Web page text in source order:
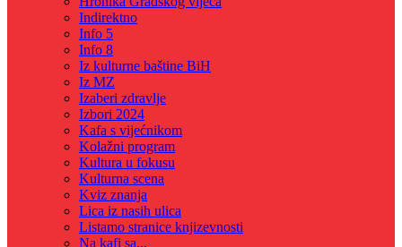
Indirektno
Info 5
Info 8
Iz kulturne baštine BiH
Iz MZ
Izaberi zdravlje
Izbori 2024
Kafa s vijećnikom
Kolažni program
Kultura u fokusu
Kulturna scena
Kviz znanja
Lica iz nasih ulica
Listamo stranice knjizevnosti
Na kafi sa...